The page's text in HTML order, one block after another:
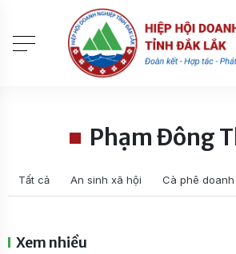
Phạm Đông
Tất cả An sinh xã hội Cà phê
Xem nhiều